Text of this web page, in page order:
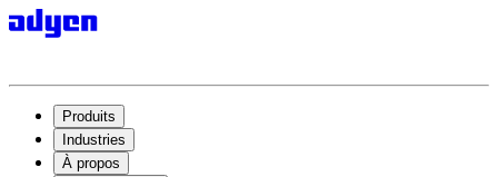
Produits
Industries
À propos